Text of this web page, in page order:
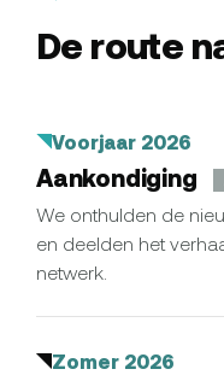
De route
Voorjaar 2026
Aankondiging
We onthulden de
en deelden het
netwerk.
Zomer 2026